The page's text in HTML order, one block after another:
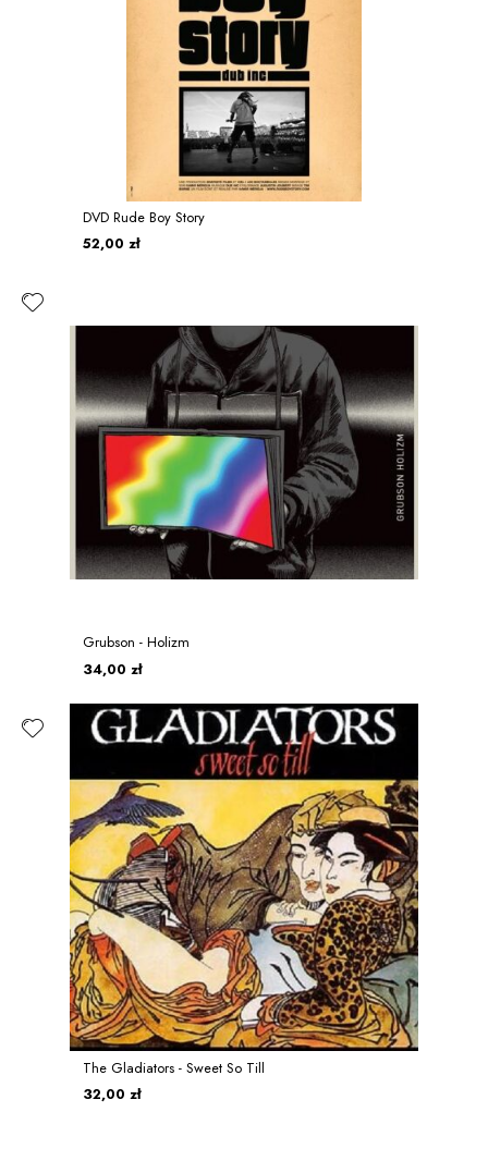
DVD Rude Boy Story
52,00 zł
Grubson - Holizm
34,00 zł
The Gladiators - Sweet So Till
32,00 zł